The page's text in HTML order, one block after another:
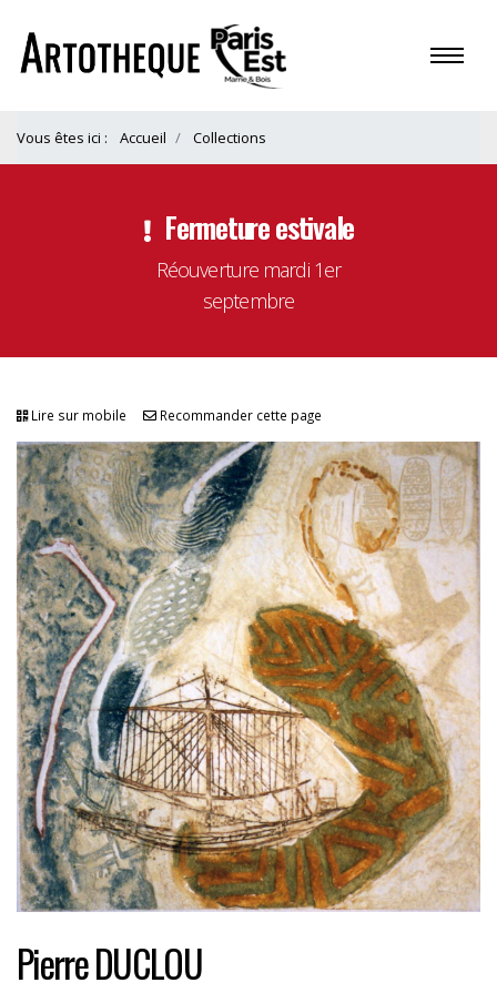
Vous êtes ici : Accueil Collections
Fermeture estivale
Réouverture mardi 1er
septembre
Lire sur mobile Recommander cette page
Pierre DUCLOU